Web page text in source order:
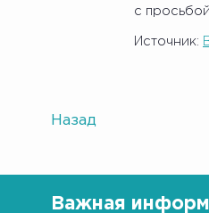
с
Источник:
Назад
Важная